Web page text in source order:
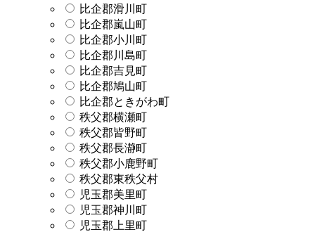
比企郡滑川町
比企郡嵐山町
比企郡小川町
比企郡川島町
比企郡吉見町
比企郡鳩山町
比企郡ときがわ町
秩父郡横瀬町
秩父郡皆野町
秩父郡長瀞町
秩父郡小鹿野町
秩父郡東秩父村
児玉郡美里町
児玉郡神川町
児玉郡上里町